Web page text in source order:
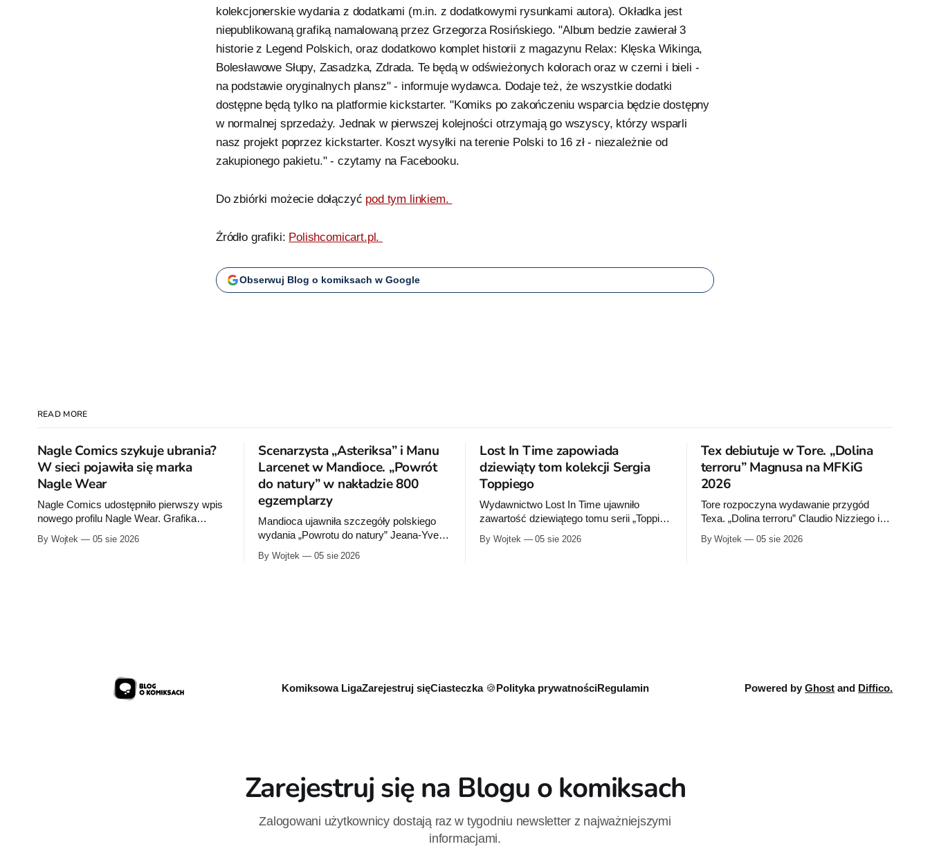
kolekcjonerskie wydania z dodatkami (m.in. z dodatkowymi rysunkami autora). Okładka jest
niepublikowaną grafiką namalowaną przez Grzegorza Rosińskiego. "Album bedzie zawierał 3
historie z Legend Polskich, oraz dodatkowo komplet historii z magazynu Relax: Klęska Wikinga,
Bolesławowe Słupy, Zasadzka, Zdrada. Te będą w odświeżonych kolorach oraz w czerni i bieli -
na podstawie oryginalnych plansz" - informuje wydawca. Dodaje też, że wszystkie dodatki
dostępne będą tylko na platformie kickstarter. "Komiks po zakończeniu wsparcia będzie dostępny
w normalnej sprzedaży. Jednak w pierwszej kolejności otrzymają go wszyscy, którzy wsparli
nasz projekt poprzez kickstarter. Koszt wysyłki na terenie Polski to 16 zł - niezależnie od
zakupionego pakietu." - czytamy na Facebooku.
Do zbiórki możecie dołączyć pod tym linkiem.
Źródło grafiki: Polishcomicart.pl.
Obserwuj Blog o komiksach w Google
READ MORE
Nagle Comics szykuje ubrania?
W sieci pojawiła się marka
Nagle Wear
Nagle Comics udostępniło pierwszy wpis
nowego profilu Nagle Wear. Grafika
na niej informacje „100% cotton”, „Made in
By Wojtek 05 sie 2026
Scenarzysta „Asteriksa” i Manu
Larcenet w Mandioce. „Powrót
do natury” w nakładzie 800
egzemplarzy
Mandioca ujawniła szczegóły polskiego
wydania „Powrotu do natury” Jeana-Yvesa
Sześciotomowa seria trafi do jednego
By Wojtek 05 sie 2026
Lost In Time zapowiada
dziewiąty tom kolekcji Sergia
Toppiego
Wydawnictwo Lost In Time ujawniło
zawartość dziewiątego tomu serii „Toppi.
roku i liczyć około 260 stron.
By Wojtek 05 sie 2026
Tex debiutuje w Tore. „Dolina
terroru” Magnusa na MFKiG
2026
Tore rozpoczyna wydawanie przygód
Texa. „Dolina terroru” Claudio Nizziego i
kolejnym tomem „Julii”. Na Bachanalia
By Wojtek 05 sie 2026
Komiksowa LigaZarejestruj sięCiasteczka 🍪Polityka prywatnościRegulamin Powered byGhost and Diffico.
Zarejestruj się na Blogu o komiksach
Zalogowani użytkownicy dostają raz w tygodniu newsletter z najważniejszymi
informacjami.